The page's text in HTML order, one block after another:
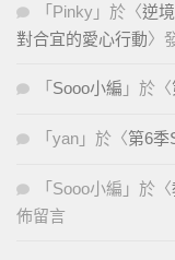
「 Pinky 」於〈逆
對合宜的愛心行動〉
「 Sooo小編 」於〈
「 yan 」於〈第6季
「 Sooo小編 」於〈
佈留言